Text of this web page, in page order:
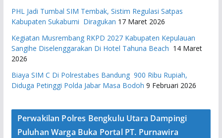
PHL Jadi Tumbal SIM Tembak, Sistim Regulasi Satpas
Kabupaten Sukabumi Diragukan 17 Maret 2026
Kegiatan Musrembang RKPD 2027 ​Kabupaten Kepulauan
Sangihe Diselenggarakan Di Hotel Tahuna Beach 14 Maret
2026
Biaya SIM C Di Polrestabes Bandung 900 Ribu Rupiah,
Diduga Petinggi Polda Jabar Masa Bodoh 9 Februari 2026
Perwakilan Polres Bengkulu Utara Dampingi
Puluhan Warga Buka Portal PT. Purnawira